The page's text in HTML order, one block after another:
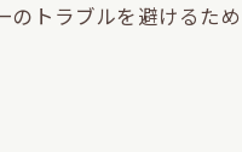
トラブルを避けるた